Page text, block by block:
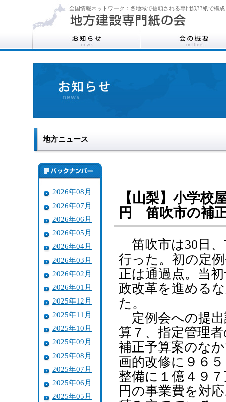
全国情報ネットワーク：各地域で信頼される専門紙33紙で構成
地方ニュース
2026年08月
2026年07月
2026年06月
2026年05月
2026年04月
2026年03月
2026年02月
2026年01月
2025年12月
2025年11月
2025年10月
2025年09月
2025年08月
2025年07月
2025年06月
2025年05月
【山梨】小学校
円 笛吹市の補
笛吹市は30日、
行った。初の定
正は通過点。当
政改革を進める
た。
定例会への提出
算７、指定管理
補正予算案のな
画的改修に９６
整備に１億４９
円の事業費を対